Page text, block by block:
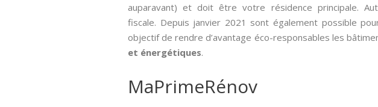
auparavant) et doit être votre résidence principale.
fiscale. Depuis janvier 2021 sont également possible
objectif de rendre d’avantage éco-responsables les
et énergétiques.
MaPrimeRénov